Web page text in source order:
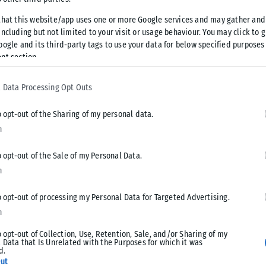
this website/app uses one or more Google services and may gather
but not limited to your visit or usage behaviour. You may click to
and its third-party tags to use your data for below specified
section.
Data Processing Opt Outs
opt-out of the Sharing of my personal data.
opt-out of the Sale of my Personal Data.
opt-out of processing my Personal Data for Targeted Advertising.
opt-out of Collection, Use, Retention, Sale, and/or Sharing of my
Data that Is Unrelated with the Purposes for which it was
UAV που εισήλθε στο FIR Αθηνών,
τον εθνικό εναέριο χώρο
πάνω από τους Καλόγερους στο
και αναχαιτίστηκε, σύμφωνα με τους διεθνείς κανόνες,